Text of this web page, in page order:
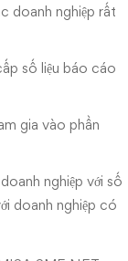
doanh nghiệp rất
số liệu báo cáo
gia vào phần
nghiệp với số
doanh nghiệp có